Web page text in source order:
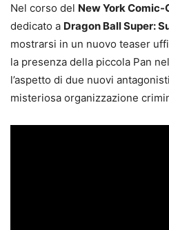
Nel corso del New York Comic-
dedicato a Dragon Ball Super:
mostrarsi in un nuovo teaser
la presenza della piccola Pan
l’aspetto di due nuovi
misteriosa organizzazione